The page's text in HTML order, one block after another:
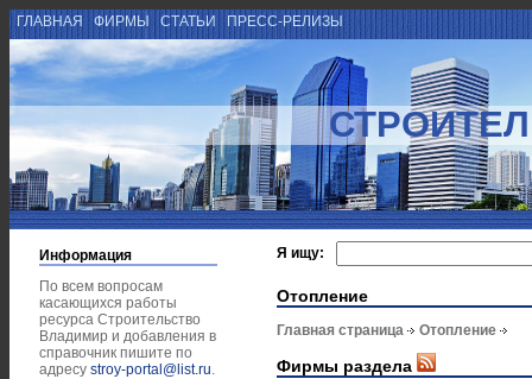
ГЛАВНАЯ ФИРМЫ СТАТЬИ ПРЕСС-РЕЛИЗЫ
Информация
По всем вопросам
касающихся работы
ресурса Строительство
Владимир и добавления в
справочник пишите по
адресу stroy-portal@list.ru.
Я ищу:
Отопление
Главная страница Отопление
Фирмы раздела